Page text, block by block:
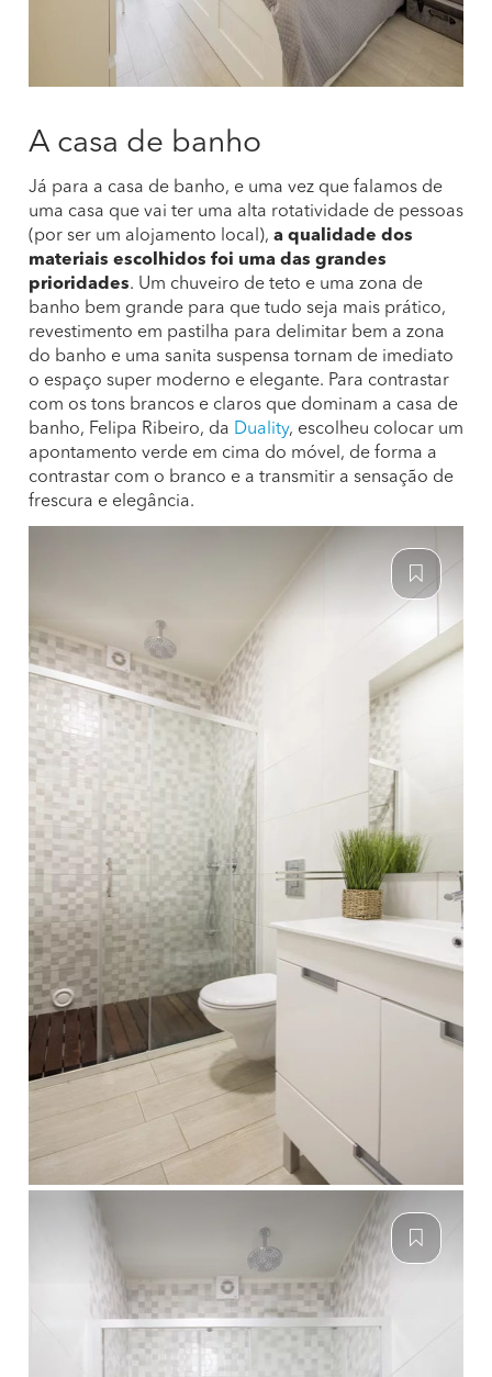
A casa de banho
Já para a casa de banho, e uma vez que falamos de
uma casa que vai ter uma alta rotatividade de pessoas
(por ser um alojamento local), a qualidade dos
materiais escolhidos foi uma das grandes
prioridades. Um chuveiro de teto e uma zona de
banho bem grande para que tudo seja mais prático,
revestimento em pastilha para delimitar bem a zona
do banho e uma sanita suspensa tornam de imediato
o espaço super moderno e elegante. Para contrastar
com os tons brancos e claros que dominam a casa de
banho, Felipa Ribeiro, da Duality, escolheu colocar um
apontamento verde em cima do móvel, de forma a
contrastar com o branco e a transmitir a sensação de
frescura e elegância.